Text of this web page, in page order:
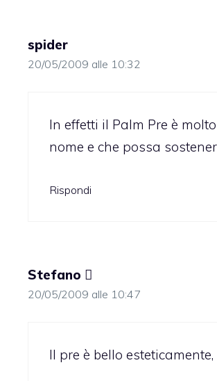
spider
20/05/2009 alle 10:32
In effetti il Palm Pre è
nome e che possa
Rispondi
Stefano 
20/05/2009 alle 10:47
Il pre è bello esteticamente,